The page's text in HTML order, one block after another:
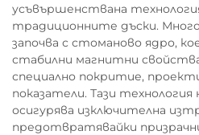
усъвършенствана
традиционните дъски.
започва с стоманово ядро,
стабилни магнитни
специално покритие,
показатели. Тази
осигурява изключителна
предотвратявайки